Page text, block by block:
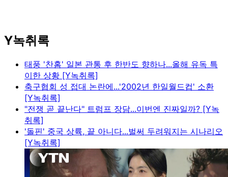
Y녹취록
태풍 '찬홈' 일본 관통 후 한반도 향하나...올해 유독 특
이한 상황 [Y녹취록]
축구협회 성 접대 논란에...'2002년 한일월드컵' 소환
[Y녹취록]
"전쟁 곧 끝난다" 트럼프 장담...이번엔 진짜일까? [Y녹
취록]
'돌핀' 중국 상륙, 끝 아니다...벌써 두려워지는 시나리오
[Y녹취록]